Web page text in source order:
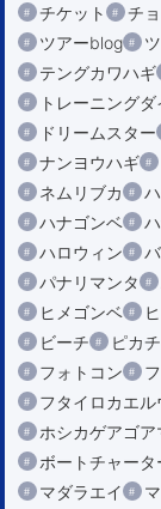
チケット
チ
ツアーblog
テングカワハギ
トレーニング
ドリームスター
ナンヨウハギ
ネムリブカ
ハナゴンベ
ハロウィン
パナリマンタ
ヒメゴンベ
ビーチ
ピカ
フォトコン
フタイロカエル
ホシカゲアゴア
ボートチャータ
マダラエイ